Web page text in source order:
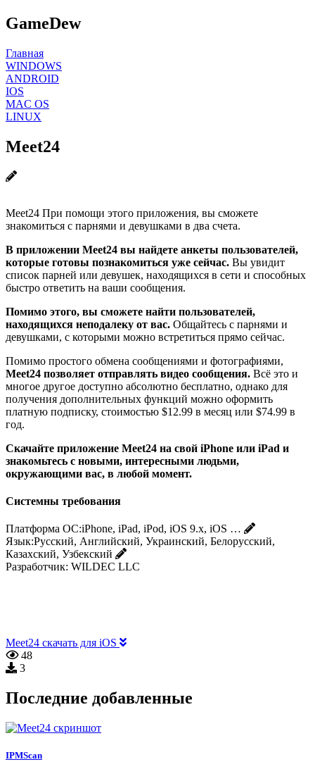
GameDew
Главная
WINDOWS
ANDROID
IOS
MAC OS
LINUX
Meet24
Meet24 При помощи этого приложения, вы сможете
знакомиться с парнями и девушками в два счета.
В приложении Meet24 вы найдете анкеты пользователей,
которые готовы познакомиться уже сейчас. Вы увидит
список парней или девушек, находящихся в сети и способных
быстро ответить на ваши сообщения.
Помимо этого, вы сможете найти пользователей,
находящихся неподалеку от вас. Общайтесь с парнями и
девушками, с которыми можно встретиться прямо сейчас.
Помимо простого обмена сообщениями и фотографиями,
Meet24 позволяет отправлять видео сообщения. Всё это и
многое другое доступно абсолютно бесплатно, однако для
получения дополнительных функций можно оформить
платную подписку, стоимостью $12.99 в месяц или $74.99 в
год.
Скачайте приложение Meet24 на свой iPhone или iPad и
знакомьтесь с новыми, интересными людьми,
окружающими вас, в любой момент.
Системны требования
Платформа ОС:iPhone, iPad, iPod, iOS 9.x, iOS …
Язык:Русский, Английский, Украинский, Белорусский,
Казахский, Узбекский
Разработчик: WILDEC LLC
Meet24 скачать для iOS
48
3
Последние добавленные
IPMScan